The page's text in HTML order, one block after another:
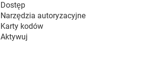
Dostęp
Narzędzia autoryzacyjne
Karty kodów
Aktywuj